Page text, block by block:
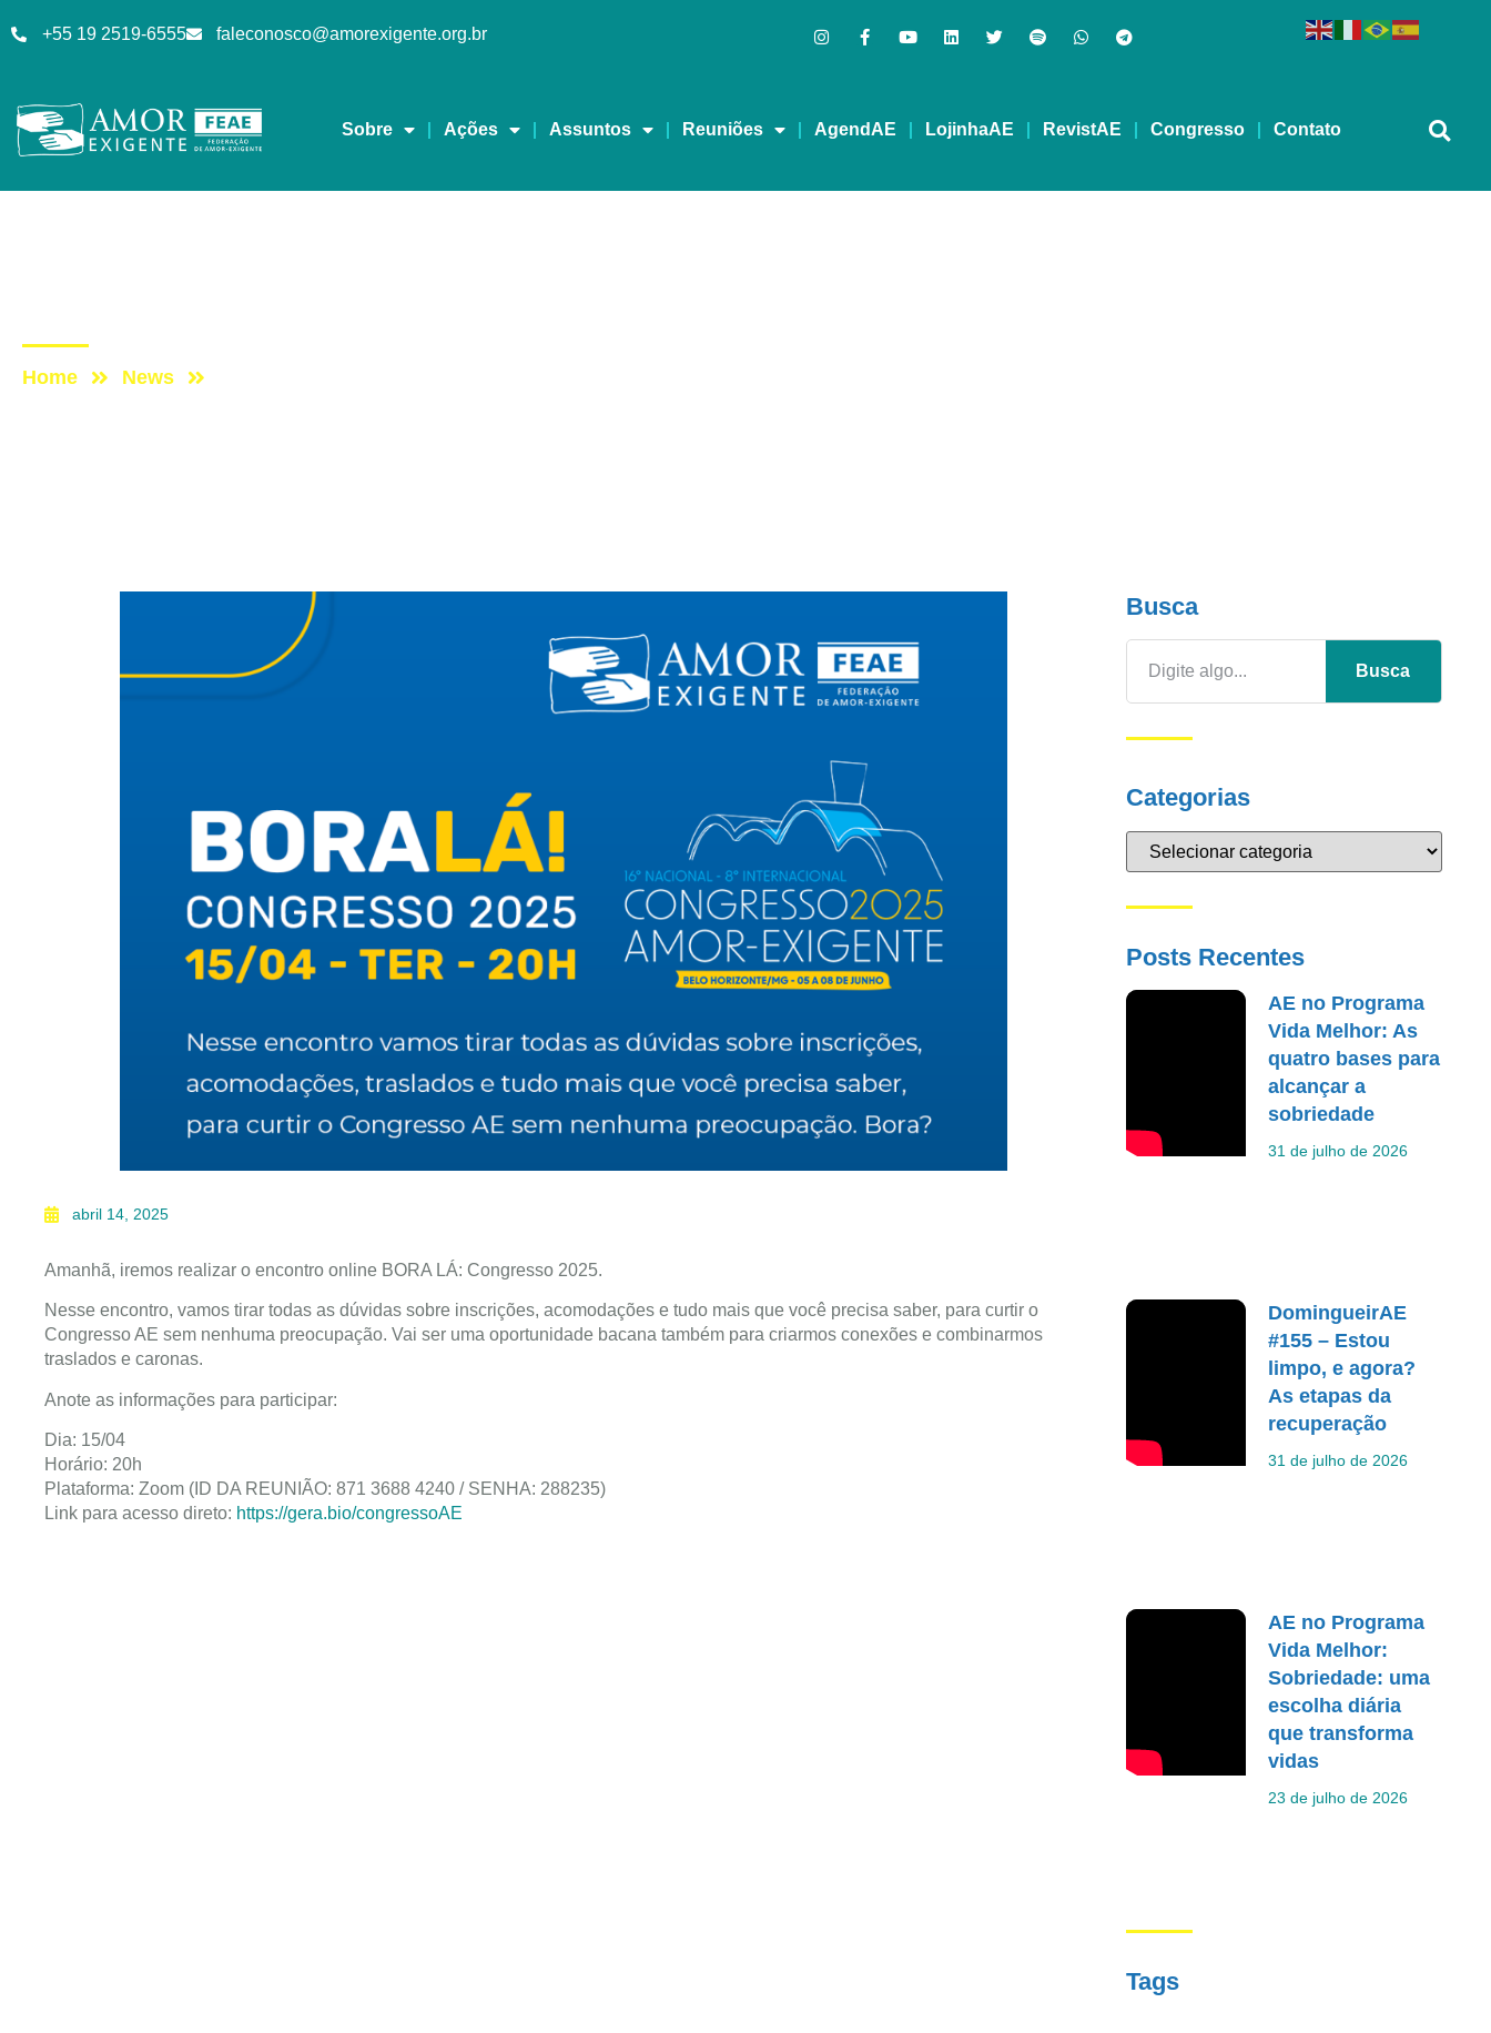
+55 19 2519-6555 faleconosco@amorexigente.org.br
Sobre Ações Assuntos Reuniões AgendAE LojinhaAE RevistAE Congresso Contato
Home News
abril 14, 2025
Amanhã, iremos realizar o encontro online BORA LÁ: Congresso 2025.
Nesse encontro, vamos tirar todas as dúvidas sobre inscrições, acomodações e tudo mais que você precisa saber, para curtir o
Congresso AE sem nenhuma preocupação. Vai ser uma oportunidade bacana também para criarmos conexões e combinarmos
traslados e caronas.
Anote as informações para participar:
Dia: 15/04
Horário: 20h
Plataforma: Zoom (ID DA REUNIÃO: 871 3688 4240 / SENHA: 288235)
Link para acesso direto: https://gera.bio/congressoAE
Busca
Busca
Categorias
Posts Recentes
AE no Programa
Vida Melhor: As
quatro bases para
alcançar a
sobriedade
31 de julho de 2026
DomingueirAE
#155 – Estou
limpo, e agora?
As etapas da
recuperação
31 de julho de 2026
AE no Programa
Vida Melhor:
Sobriedade: uma
escolha diária
que transforma
vidas
23 de julho de 2026
Tags